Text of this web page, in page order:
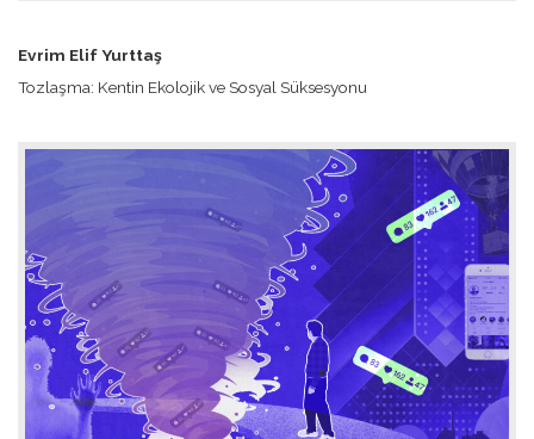
Evrim Elif Yurttaş
Tozlaşma: Kentin Ekolojik ve Sosyal Süksesyonu